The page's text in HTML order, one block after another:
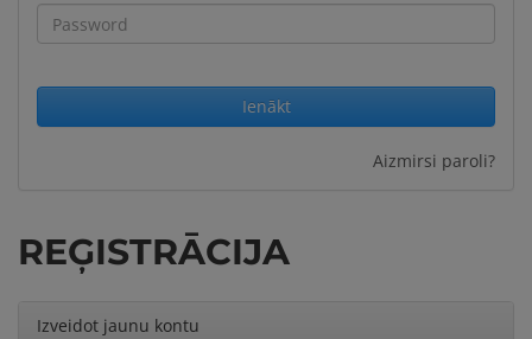
Aizmirsi paroli?
REĢISTRĀCIJA
Izveidot jaunu kontu